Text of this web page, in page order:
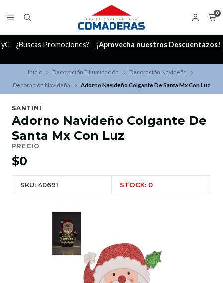
0
¿Buscas Promociones? ¡Aprovecha nuestros Descuentazos!
Inicio Decoración E Iluminación
Decoración Navideña
Decoración Navideña
Adorno Navideño Colgante De Santa Mx Con Luz
SANTINI
Adorno Navideño Colgante De
Santa Mx Con Luz
PRECIO
$0
SKU: 40691 STOCK: 0